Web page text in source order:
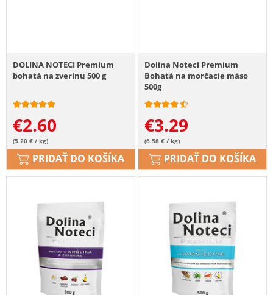
DOLINA NOTECI Premium
bohatá na zverinu 500 g
€2.60
(5.20 € / kg)
PRIDAŤ DO KOŠÍKA
Dolina Noteci Premium
Bohatá na morčacie mäso
500g
€3.29
(6.58 € / kg)
PRIDAŤ DO KOŠÍKA